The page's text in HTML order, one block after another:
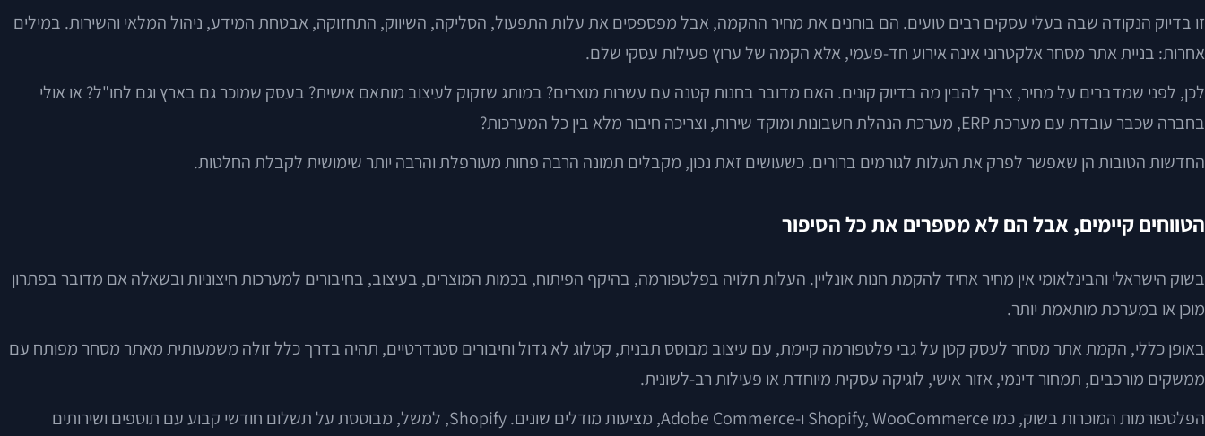
זו בדיוק הנקודה שבה בעלי עסקים רבים טועים. הם בוחנים את מחיר ההקמה, אבל מפספסים את עלות התפעול, הסליקה, השיווק, התחזוקה, אבטחת המידע, ניהול המלאי והשירות. במילים
אחרות: בניית אתר מסחר אלקטרוני אינה אירוע חד-פעמי, אלא הקמה של ערוץ פעילות עסקי שלם.
לכן, לפני שמדברים על מחיר, צריך להבין מה בדיוק קונים. האם מדובר בחנות קטנה עם עשרות מוצרים? במותג שזקוק לעיצוב מותאם אישית? בעסק שמוכר גם בארץ וגם לחו"ל? או אולי
בחברה שכבר עובדת עם מערכת ERP, מערכת הנהלת חשבונות ומוקד שירות, וצריכה חיבור מלא בין כל המערכות?
החדשות הטובות הן שאפשר לפרק את העלות לגורמים ברורים. כשעושים זאת נכון, מקבלים תמונה הרבה פחות מעורפלת והרבה יותר שימושית לקבלת החלטות.
הטווחים קיימים, אבל הם לא מספרים את כל הסיפור
בשוק הישראלי והבינלאומי אין מחיר אחיד להקמת חנות אונליין. העלות תלויה בפלטפורמה, בהיקף הפיתוח, בכמות המוצרים, בעיצוב, בחיבורים למערכות חיצוניות ובשאלה אם מדובר בפתרון
מוכן או במערכת מותאמת יותר.
באופן כללי, הקמת אתר מסחר לעסק קטן על גבי פלטפורמה קיימת, עם עיצוב מבוסס תבנית, קטלוג לא גדול וחיבורים סטנדרטיים, תהיה בדרך כלל זולה משמעותית מאתר מסחר מפותח עם
ממשקים מורכבים, תמחור דינמי, אזור אישי, לוגיקה עסקית מיוחדת או פעילות רב-לשונית.
הפלטפורמות המוכרות בשוק, כמו Shopify, WooCommerce ו-Adobe Commerce, מציעות מודלים שונים. Shopify, למשל, מבוססת על תשלום חודשי קבוע עם תוספים ושירותים